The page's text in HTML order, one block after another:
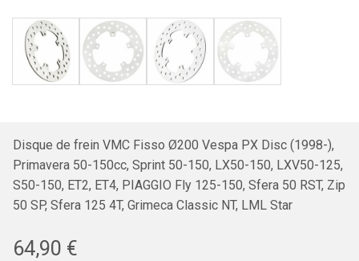
Disque de frein VMC Fisso Ø200 Vespa PX Disc (1998-),
Primavera 50-150cc, Sprint 50-150, LX50-150, LXV50-125,
S50-150, ET2, ET4, PIAGGIO Fly 125-150, Sfera 50 RST, Zip
50 SP, Sfera 125 4T, Grimeca Classic NT, LML Star
64,90 €